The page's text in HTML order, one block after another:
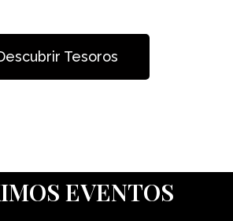
Tesoros
EVENTOS